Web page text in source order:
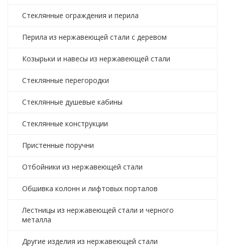
Стеклянные ограждения и перила
Перила из нержавеющей стали с деревом
Козырьки и навесы из нержавеющей стали
Стеклянные перегородки
Стеклянные душевые кабины
Стеклянные конструкции
Пристенные поручни
Отбойники из нержавеющей стали
Обшивка колонн и лифтовых порталов
Лестницы из нержавеющей стали и черного
металла
Другие изделия из нержавеющей стали